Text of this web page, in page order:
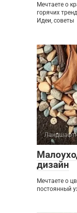
Мечтаете о
горячих
Идеи, советы
дизайн
Мечтаете о
постоянный